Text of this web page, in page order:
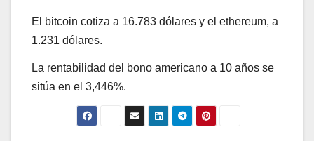
El bitcoin cotiza a 16.783 dólares y el ethereum, a
1.231 dólares.
La rentabilidad del bono americano a 10 años se
sitúa en el 3,446%.